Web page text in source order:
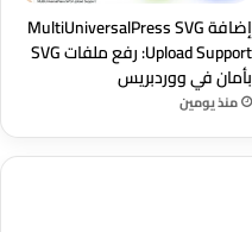
إضافة MultiUniversalPress SVG
Upload Support: رفع ملفات SVG
بأمان في ووردبريس
منذ يومين